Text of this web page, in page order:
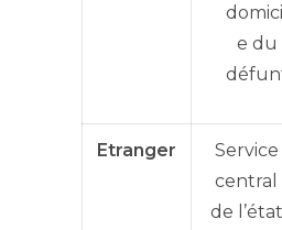
domicil
e du
Etranger
Service
central
de l’état